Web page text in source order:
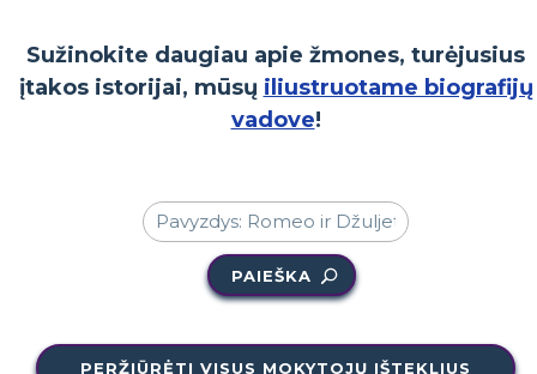
Sužinokite daugiau apie žmones, turėjusius
įtakos istorijai, mūsų iliustruotame biografijų
vadove!
PAIEŠKA
PERŽIŪRĖTI VISUS MOKYTOJŲ IŠTEKLIUS